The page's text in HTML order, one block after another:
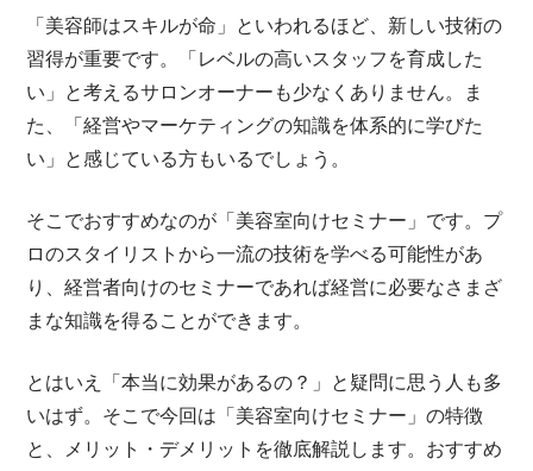
「美容師はスキルが命」といわれるほど、新しい技術の
習得が重要です。「レベルの高いスタッフを育成した
い」と考えるサロンオーナーも少なくありません。ま
た、「経営やマーケティングの知識を体系的に学びた
い」と感じている方もいるでしょう。
そこでおすすめなのが「美容室向けセミナー」です。プ
ロのスタイリストから一流の技術を学べる可能性があ
り、経営者向けのセミナーであれば経営に必要なさまざ
まな知識を得ることができます。
とはいえ「本当に効果があるの？」と疑問に思う人も多
いはず。そこで今回は「美容室向けセミナー」の特徴
と、メリット・デメリットを徹底解説します。おすすめ